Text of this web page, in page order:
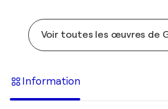
Voir toutes les œuvres de
Information